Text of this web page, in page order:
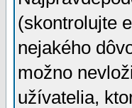
(skontrolujte
nejakého
možno
užívatelia,